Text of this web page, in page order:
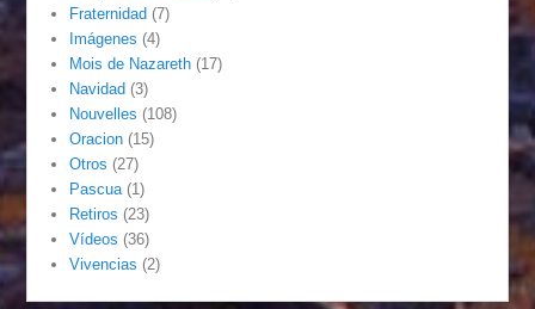
Fraternidad (7)
Imágenes (4)
Mois de Nazareth (17)
Navidad (3)
Nouvelles (108)
Oracion (15)
Otros (27)
Pascua(1)
Retiros (23)
Vídeos (36)
Vivencias (2)